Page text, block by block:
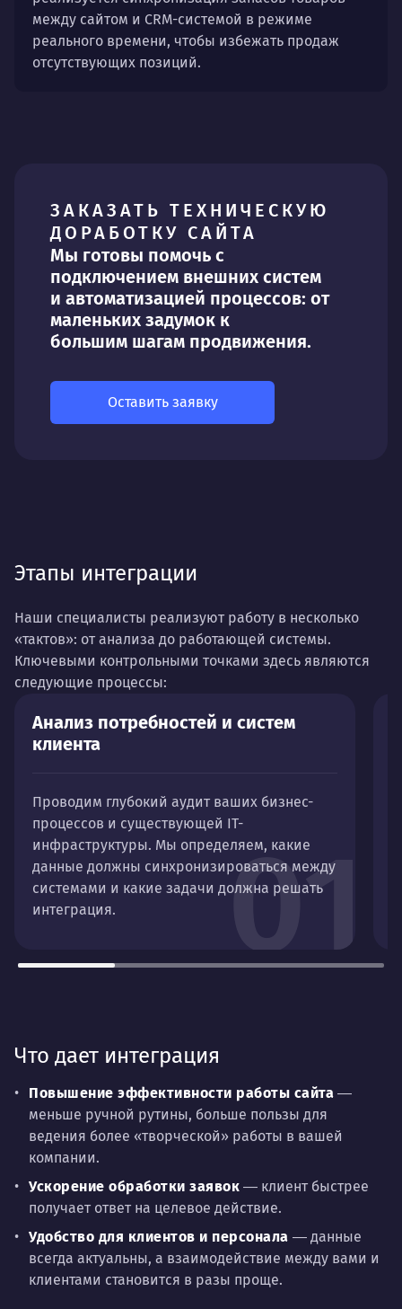
между сайтом и CRM-системой в режиме
реального времени, чтобы избежать продаж
отсутствующих позиций.
ЗАКАЗАТЬ ТЕХНИЧЕСКУЮ
ДОРАБОТКУ САЙТА
Мы готовы помочь с
подключением внешних систем
и автоматизацией процессов: от
маленьких задумок к
большим шагам продвижения.
Оставить заявку
Этапы интеграции
Наши специалисты реализуют работу в несколько
«тактов»: от анализа до работающей системы.
Ключевыми контрольными точками здесь являются
следующие процессы:
01
Анализ потребностей и систем
клиента
Проводим глубокий аудит ваших бизнес-
процессов и существующей IT-
инфраструктуры. Мы определяем, какие
данные должны синхронизироваться между
системами и какие задачи должна решать
интеграция.
Что дает интеграция
Повышение эффективности работы сайта ―
меньше ручной рутины, больше пользы для
ведения более «творческой» работы в вашей
компании.
Ускорение обработки заявок ― клиент быстрее
получает ответ на целевое действие.
Удобство для клиентов и персонала ― данные
всегда актуальны, а взаимодействие между вами и
клиентами становится в разы проще.